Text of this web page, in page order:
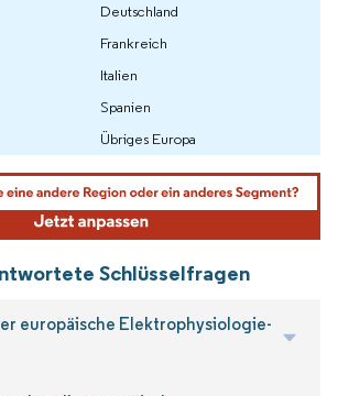
Deutschland
Frankreich
Italien
Spanien
Übriges Europa
Schlüsselfragen
europäische Elektrophysiologie-